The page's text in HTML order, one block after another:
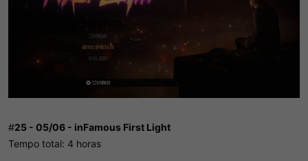
#25 - 05/06 - inFamous First Light
Tempo total: 4 horas